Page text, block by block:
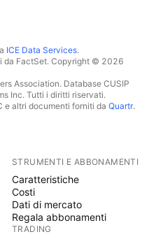
ICE Data Services.
da FactSet. Copyright © 2026
Association. Database CUSIP
Inc. Tutti i diritti riservati.
e altri documenti forniti da Quartr.
STRUMENTI E ABBONAMENTI
Caratteristiche
Costi
Dati di mercato
Regala abbonamenti
TRADING